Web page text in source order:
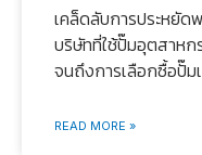
เคล็ดลับการประหยัด
บริษัทที่ใช้ปั๊มอุตสาหก
จนถึงการเลือกซื้อปั๊
READ MORE »